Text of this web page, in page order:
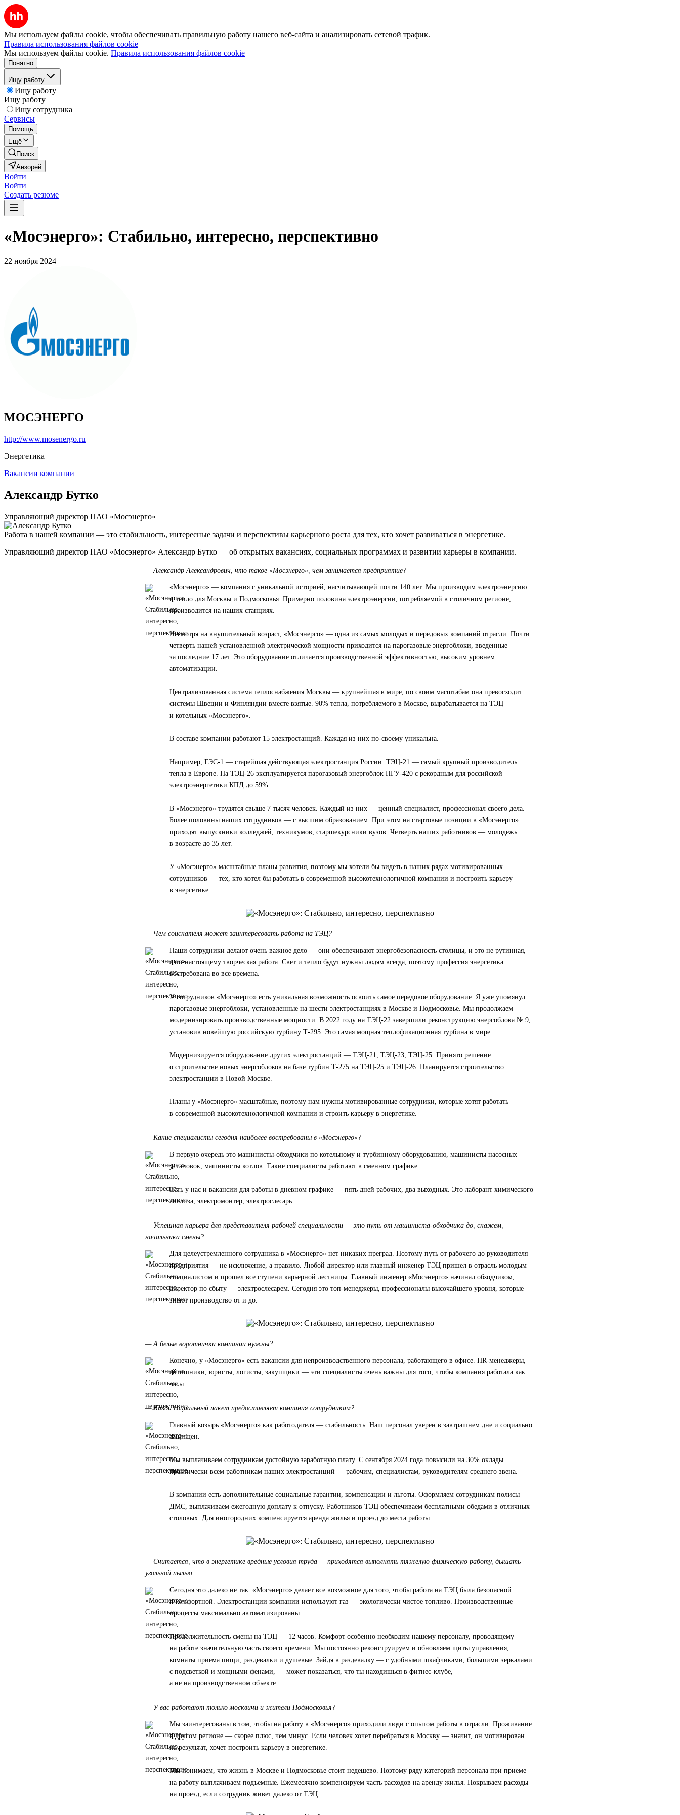
Мы используем файлы cookie, чтобы обеспечивать правильную работу нашего веб-сайта и анализировать сетевой трафик.
Правила использования файлов cookie
Мы используем файлы cookie. Правила использования файлов cookie
Понятно
Ищу работу
Ищу работу
Ищу работу
Ищу сотрудника
Сервисы
Помощь
Ещё
Поиск
Анзорей
Войти
Войти
Создать резюме
«Мосэнерго»: Стабильно, интересно, перспективно
22 ноября 2024
МОСЭНЕРГО
http://www.mosenergo.ru
Энергетика
Вакансии компании
Александр Бутко
Управляющий директор ПАО «Мосэнерго»
Работа в нашей компании — это стабильность, интересные задачи и перспективы карьерного роста для тех, кто хочет развиваться в энергетике.
Управляющий директор ПАО «Мосэнерго» Александр Бутко — об открытых вакансиях, социальных программах и развитии карьеры в компании.
— Александр Александрович, что такое «Мосэнерго», чем занимается предприятие?
«Мосэнерго» — компания с уникальной историей, насчитывающей почти 140 лет. Мы производим электроэнергию
и тепло для Москвы и Подмосковья. Примерно половина электроэнергии, потребляемой в столичном регионе,
производится на наших станциях.
Несмотря на внушительный возраст, «Мосэнерго» — одна из самых молодых и передовых компаний отрасли. Почти
четверть нашей установленной электрической мощности приходится на парогазовые энергоблоки, введенные
за последние 17 лет. Это оборудование отличается производственной эффективностью, высоким уровнем
автоматизации.
Централизованная система теплоснабжения Москвы — крупнейшая в мире, по своим масштабам она превосходит
системы Швеции и Финляндии вместе взятые. 90% тепла, потребляемого в Москве, вырабатывается на ТЭЦ
и котельных «Мосэнерго».
В составе компании работают 15 электростанций. Каждая из них по-своему уникальна.
Например, ГЭС-1 — старейшая действующая электростанция России. ТЭЦ-21 — самый крупный производитель
тепла в Европе. На ТЭЦ-26 эксплуатируется парогазовый энергоблок ПГУ-420 с рекордным для российской
электроэнергетики КПД до 59%.
В «Мосэнерго» трудятся свыше 7 тысяч человек. Каждый из них — ценный специалист, профессионал своего дела.
Более половины наших сотрудников — с высшим образованием. При этом на стартовые позиции в «Мосэнерго»
приходят выпускники колледжей, техникумов, старшекурсники вузов. Четверть наших работников — молодежь
в возрасте до 35 лет.
У «Мосэнерго» масштабные планы развития, поэтому мы хотели бы видеть в наших рядах мотивированных
сотрудников — тех, кто хотел бы работать в современной высокотехнологичной компании и построить карьеру
в энергетике.
— Чем соискателя может заинтересовать работа на ТЭЦ?
Наши сотрудники делают очень важное дело — они обеспечивают энергобезопасность столицы, и это не рутинная,
а по-настоящему творческая работа. Свет и тепло будут нужны людям всегда, поэтому профессия энергетика
востребована во все времена.
У сотрудников «Мосэнерго» есть уникальная возможность освоить самое передовое оборудование. Я уже упомянул
парогазовые энергоблоки, установленные на шести электростанциях в Москве и Подмосковье. Мы продолжаем
модернизировать производственные мощности. В 2022 году на ТЭЦ-22 завершили реконструкцию энергоблока № 9,
установив новейшую российскую турбину Т-295. Это самая мощная теплофикационная турбина в мире.
Модернизируется оборудование других электростанций — ТЭЦ-21, ТЭЦ-23, ТЭЦ-25. Принято решение
о строительстве новых энергоблоков на базе турбин Т-275 на ТЭЦ-25 и ТЭЦ-26. Планируется строительство
электростанции в Новой Москве.
Планы у «Мосэнерго» масштабные, поэтому нам нужны мотивированные сотрудники, которые хотят работать
в современной высокотехнологичной компании и строить карьеру в энергетике.
— Какие специалисты сегодня наиболее востребованы в «Мосэнерго»?
В первую очередь это машинисты-обходчики по котельному и турбинному оборудованию, машинисты насосных
установок, машинисты котлов. Такие специалисты работают в сменном графике.
Есть у нас и вакансии для работы в дневном графике — пять дней рабочих, два выходных. Это лаборант химического
анализа, электромонтер, электрослесарь.
— Успешная карьера для представителя рабочей специальности — это путь от машиниста-обходчика до, скажем,
начальника смены?
Для целеустремленного сотрудника в «Мосэнерго» нет никаких преград. Поэтому путь от рабочего до руководителя
предприятия — не исключение, а правило. Любой директор или главный инженер ТЭЦ пришел в отрасль молодым
специалистом и прошел все ступени карьерной лестницы. Главный инженер «Мосэнерго» начинал обходчиком,
директор по сбыту — электрослесарем. Сегодня это топ-менеджеры, профессионалы высочайшего уровня, которые
знают производство от и до.
— А белые воротнички компании нужны?
Конечно, у «Мосэнерго» есть вакансии для непроизводственного персонала, работающего в офисе. HR-менеджеры,
айтишники, юристы, логисты, закупщики — эти специалисты очень важны для того, чтобы компания работала как
часы.
— Какой социальный пакет предоставляет компания сотрудникам?
Главный козырь «Мосэнерго» как работодателя — стабильность. Наш персонал уверен в завтрашнем дне и социально
защищен.
Мы выплачиваем сотрудникам достойную заработную плату. С сентября 2024 года повысили на 30% оклады
практически всем работникам наших электростанций — рабочим, специалистам, руководителям среднего звена.
В компании есть дополнительные социальные гарантии, компенсации и льготы. Оформляем сотрудникам полисы
ДМС, выплачиваем ежегодную доплату к отпуску. Работников ТЭЦ обеспечиваем бесплатными обедами в отличных
столовых. Для иногородних компенсируется аренда жилья и проезд до места работы.
— Считается, что в энергетике вредные условия труда — приходятся выполнять тяжелую физическую работу, дышать
угольной пылью...
Сегодня это далеко не так. «Мосэнерго» делает все возможное для того, чтобы работа на ТЭЦ была безопасной
и комфортной. Электростанции компании используют газ — экологически чистое топливо. Производственные
процессы максимально автоматизированы.
Продолжительность смены на ТЭЦ — 12 часов. Комфорт особенно необходим нашему персоналу, проводящему
на работе значительную часть своего времени. Мы постоянно реконструируем и обновляем щиты управления,
комнаты приема пищи, раздевалки и душевые. Зайдя в раздевалку — с удобными шкафчиками, большими зеркалами
с подсветкой и мощными фенами, — может показаться, что ты находишься в фитнес-клубе,
а не на производственном объекте.
— У вас работают только москвичи и жители Подмосковья?
Мы заинтересованы в том, чтобы на работу в «Мосэнерго» приходили люди с опытом работы в отрасли. Проживание
в другом регионе — скорее плюс, чем минус. Если человек хочет перебраться в Москву — значит, он мотивирован
на результат, хочет построить карьеру в энергетике.
Мы понимаем, что жизнь в Москве и Подмосковье стоит недешево. Поэтому ряду категорий персонала при приеме
на работу выплачиваем подъемные. Ежемесячно компенсируем часть расходов на аренду жилья. Покрываем расходы
на проезд, если сотрудник живет далеко от ТЭЦ.